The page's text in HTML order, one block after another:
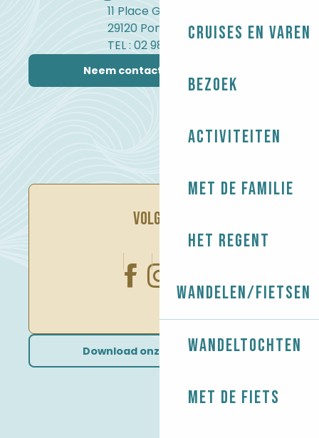
Cruises en varen
Bezoek
Activiteiten
Met de familie
Het regent
Wandelen/Fietsen
Wandeltochten
Met de fiets
11 Place Gambetta
29120 Pont-l'Abbé
TEL : 02 98 82 37 99
Neem contact met ons op
VOLG ONS
Download onze brochures